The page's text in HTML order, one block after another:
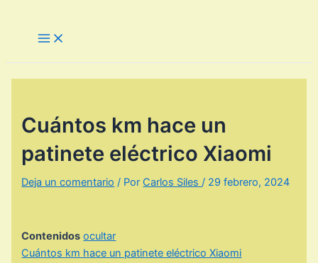
Main
Menu
Cuántos km hace un
patinete eléctrico Xiaomi
Deja un comentario / Por Carlos Siles/ 29 febrero, 2024
Contenidos ocultar
Cuántos km hace un patinete eléctrico Xiaomi